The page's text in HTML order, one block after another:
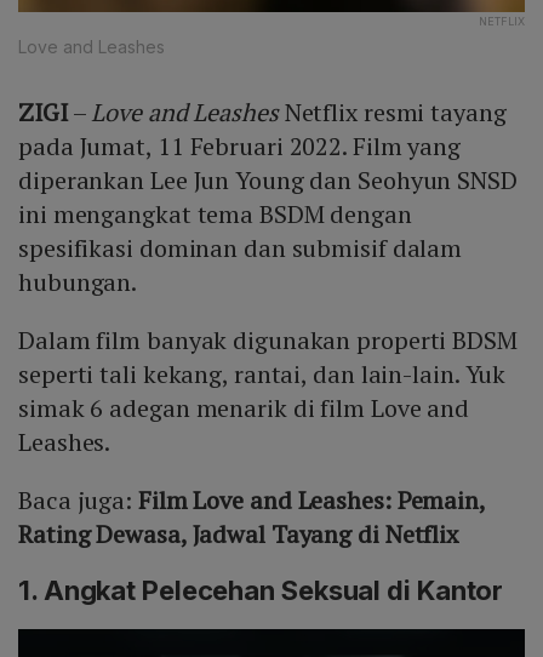
NETFLIX
Love and Leashes
ZIGI–Love and LeashesNetflix resmi tayang
pada Jumat, 11 Februari 2022. Film yang
diperankan Lee Jun Young dan Seohyun SNSD
ini mengangkat tema BSDM dengan
spesifikasi dominan dan submisif dalam
hubungan.
Dalam film banyak digunakan properti BDSM
seperti tali kekang, rantai, dan lain-lain. Yuk
simak 6 adegan menarik di film Love and
Leashes.
Baca juga: Film Love and Leashes: Pemain,
Rating Dewasa, Jadwal Tayang di Netflix
1. Angkat Pelecehan Seksual di Kantor